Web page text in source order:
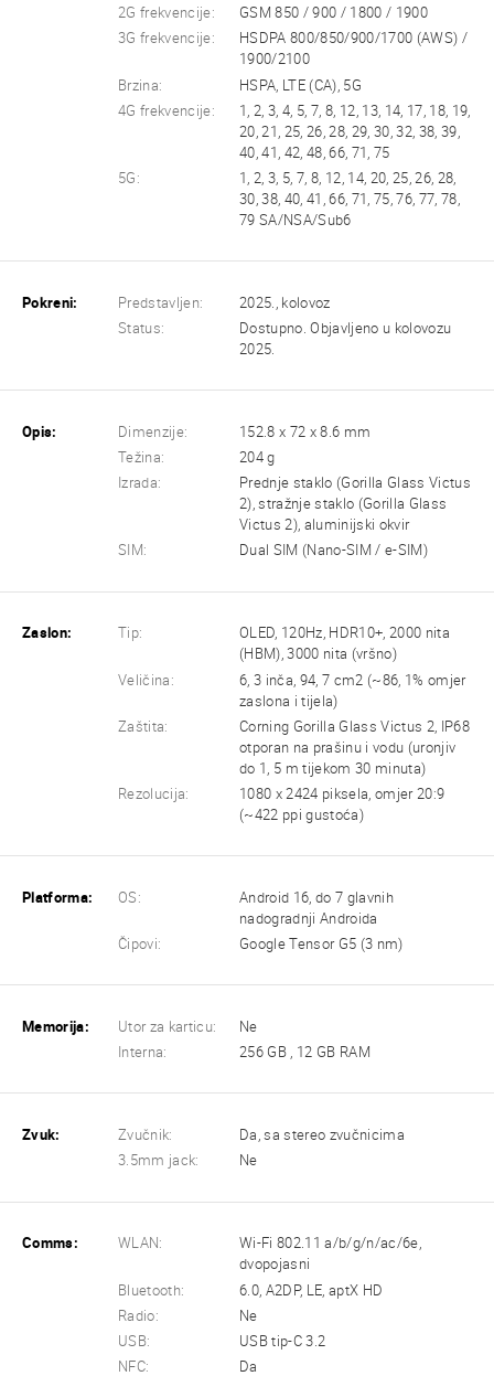
2G frekvencije:
GSM 850 / 900 / 1800 / 1900
3G frekvencije:
HSDPA 800/850/900/1700 (AWS) /
1900/2100
Brzina:
HSPA, LTE (CA), 5G
4G frekvencije:
1, 2, 3, 4, 5, 7, 8, 12, 13, 14, 17, 18, 19,
20, 21, 25, 26, 28, 29, 30, 32, 38, 39,
40, 41, 42, 48, 66, 71, 75
5G:
1, 2, 3, 5, 7, 8, 12, 14, 20, 25, 26, 28,
30, 38, 40, 41, 66, 71, 75, 76, 77, 78,
79 SA/NSA/Sub6
Pokreni: Predstavljen:
2025., kolovoz
Status:
Dostupno. Objavljeno u kolovozu
2025.
Opis: Dimenzije:
152.8 x 72 x 8.6 mm
Težina:
204 g
Izrada:
Prednje staklo (Gorilla Glass Victus
2), stražnje staklo (Gorilla Glass
Victus 2), aluminijski okvir
SIM:
Dual SIM (Nano-SIM / e-SIM)
Zaslon: Tip:
OLED, 120Hz, HDR10+, 2000 nita
(HBM), 3000 nita (vršno)
Veličina:
6, 3 inča, 94, 7 cm2 (~86, 1% omjer
zaslona i tijela)
Zaštita:
Corning Gorilla Glass Victus 2, IP68
otporan na prašinu i vodu (uronjiv
do 1, 5 m tijekom 30 minuta)
Rezolucija:
1080 x 2424 piksela, omjer 20:9
(~422 ppi gustoća)
Platforma: OS:
Android 16, do 7 glavnih
nadogradnji Androida
Čipovi:
Google Tensor G5 (3 nm)
Memorija: Utor za karticu:
Ne
Interna:
256 GB , 12 GB RAM
Zvuk: Zvučnik:
Da, sa stereo zvučnicima
3.5mm jack:
Ne
Comms: WLAN:
Wi-Fi 802.11 a/b/g/n/ac/6e,
dvopojasni
Bluetooth:
6.0, A2DP, LE, aptX HD
Radio:
Ne
USB:
USB tip-C 3.2
NFC:
Da